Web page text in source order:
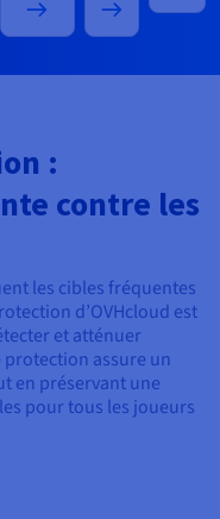
:
contre les
les cibles fréquentes
d’OVHcloud est
et atténuer
assure un
en préservant une
pour tous les joueurs